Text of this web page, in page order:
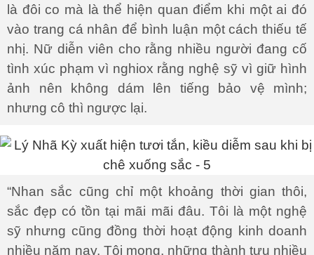
là đôi co mà là thể hiện quan điểm khi một ai đó
vào trang cá nhân để bình luận một cách thiếu tế
nhị. Nữ diễn viên cho rằng nhiều người đang cố
tình xúc phạm vì nghiox rằng nghệ sỹ vì giữ hình
ảnh nên không dám lên tiếng bảo vệ mình;
nhưng cô thì ngược lại.
“Nhan sắc cũng chỉ một khoảng thời gian thôi,
sắc đẹp có tồn tại mãi mãi đâu. Tôi là một nghệ
sỹ nhưng cũng đồng thời hoạt động kinh doanh
nhiều năm nay. Tôi mong, những thành tựu nhiều